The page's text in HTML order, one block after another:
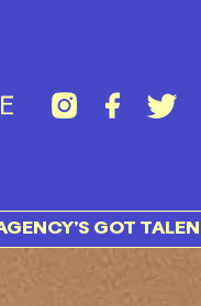
GOT TALENTS